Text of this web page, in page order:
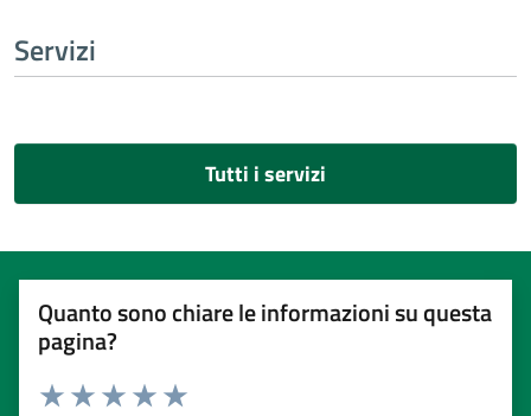
Servizi
Tutti i servizi
Quanto sono chiare le informazioni su questa
pagina?